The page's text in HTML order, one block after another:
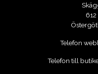
Telefon
Telefon till